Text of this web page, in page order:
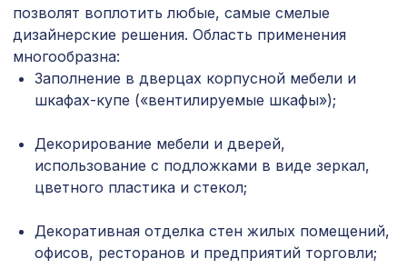
Экран для радиатора, МАССИВ,
рамка 900х600мм, рисунок
Натуральные обои Cosca Traditional
натуральные, 10х0,91 м/6
3205 ₽
мм
257 ₽
позволят воплотить любые, самые смелые
дизайнерские решения. Область применения
многообразна:
Заполнение в дверцах корпусной мебели и
шкафах-купе («вентилируемые шкафы»);
Декорирование мебели и дверей,
использование с подложками в виде зеркал,
цветного пластика и стекол;
Декоративная отделка стен жилых помещений,
офисов, ресторанов и предприятий торговли;